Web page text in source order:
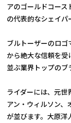
アのゴールドコース
の代表的なシェイパ
ブルトーザーのロ
から絶大な信頼を受
並ぶ業界トップのブ
ライダーには、元世
アン・ウィルソン、
が並びます。大原洋